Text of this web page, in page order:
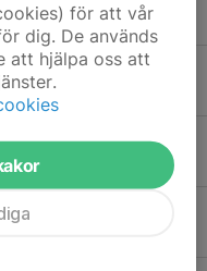
för att vår
dig. De används
att hjälpa oss att